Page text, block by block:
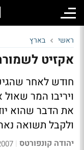
ראשי בארץ
אקזיט
חודש לאחר
ויריבו המר
את הדבר שהוא
ולקבל תשואה
יהודה קונפורטס |